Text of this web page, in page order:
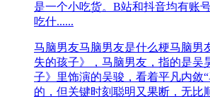
是一个小吃货。B站和抖音均有账
吃什......
马脑男友马脑男友是什么梗马脑男
失的孩子》，马脑男友，指的是吴
子》里饰演的吴骏，看着平凡内敛
的，但关键时刻聪明又果断，无比